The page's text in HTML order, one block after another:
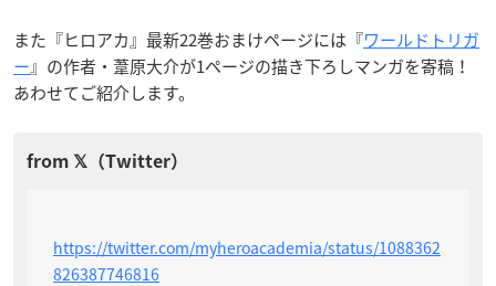
また『ヒロアカ』最新22巻おまけページには『ワールドトリガ
ー』の作者・葦原大介が1ページの描き下ろしマンガを寄稿！
あわせてご紹介します。
https://twitter.com/myheroacademia/status/1088362
826387746816